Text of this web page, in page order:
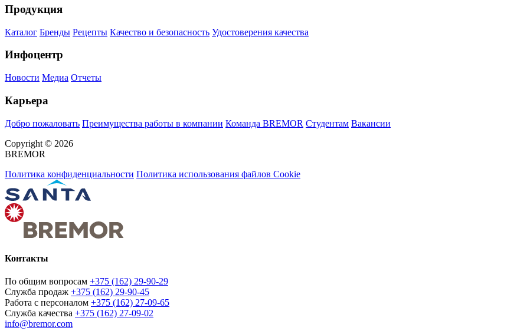
Продукция
Каталог Бренды Рецепты Качество и безопасность Удостоверения качества
Инфоцентр
Новости Медиа Отчеты
Карьера
Добро пожаловать Преимущества работы в компании Команда BREMOR Студентам Вакансии
Copyright © 2026
BREMOR
Политика конфиденциальности Политика использования файлов Cookie
Контакты
По общим вопросам +375 (162) 29-90-29
Служба продаж +375 (162) 29-90-45
Работа с персоналом +375 (162) 27-09-65
Служба качества +375 (162) 27-09-02
info@bremor.com